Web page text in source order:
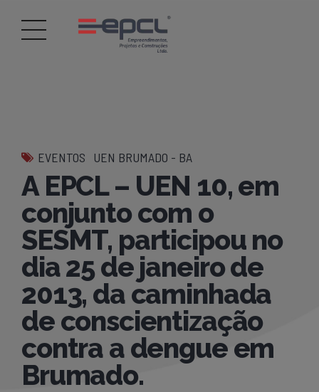
EVENTOS UEN BRUMADO - BA
A EPCL – UEN 10, em
conjunto com o
SESMT, participou no
dia 25 de janeiro de
2013, da caminhada
de conscientização
contra a dengue em
Brumado.